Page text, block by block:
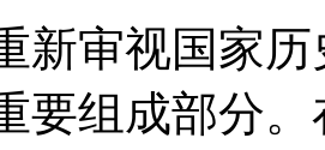
新审视国家
要组成部分